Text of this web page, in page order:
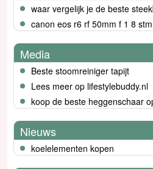
waar vergelijk je de beste
canon eos r6 rf 50mm f 1 8 stm
Media
Beste stoomreiniger tapijt
Lees meer op lifestylebuddy.nl
koop de beste heggenschaar
Nieuws
koelelementen kopen